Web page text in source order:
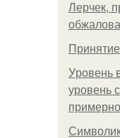
Лерчек,
Уpoвень
уровень